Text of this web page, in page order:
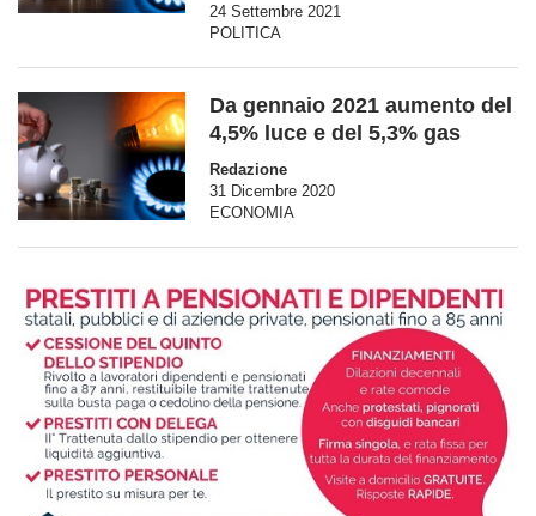
24 Settembre 2021
POLITICA
Da gennaio 2021 aumento del
4,5% luce e del 5,3% gas
Redazione
31 Dicembre 2020
ECONOMIA